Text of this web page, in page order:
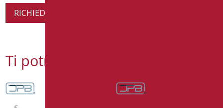
RICHIEDI INFORMAZIONI SUL PRODOTTO
Ti potrebbe interessare